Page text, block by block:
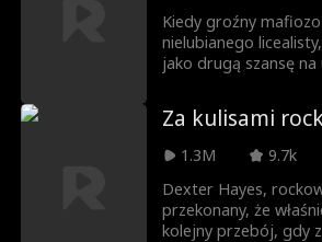
Kiedy groźny
nielubianego
jako drugą szansę na
spełnić swoje
czy też może
rówieśników
plany?
Za kulisami
1.3M
9.7k
Dexter Hayes,
przekonany, że
kolejny przebój, gdy